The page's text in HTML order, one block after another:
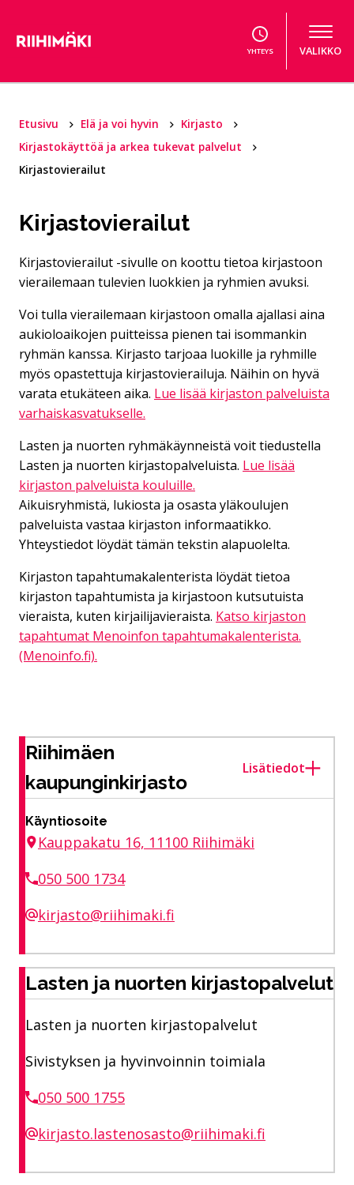
YHTEYS VALIKKO
Etusivu Elä ja voi hyvin
Kirjasto
Kirjastokäyttöä ja arkea tukevat palvelut
Kirjastovierailut
Kirjastovierailut
Kirjastovierailut -sivulle on koottu tietoa kirjastoon
vierailemaan tulevien luokkien ja ryhmien avuksi.
Voi tulla vierailemaan kirjastoon omalla ajallasi aina
aukioloaikojen puitteissa pienen tai isommankin
ryhmän kanssa. Kirjasto tarjoaa luokille ja ryhmille
myös opastettuja kirjastovierailuja. Näihin on hyvä
varata etukäteen aika. Lue lisää kirjaston palveluista
varhaiskasvatukselle.
Lasten ja nuorten ryhmäkäynneistä voit tiedustella
Lasten ja nuorten kirjastopalveluista. Lue lisää
kirjaston palveluista kouluille.
Aikuisryhmistä, lukiosta ja osasta yläkoulujen
palveluista vastaa kirjaston informaatikko.
Yhteystiedot löydät tämän tekstin alapuolelta.
Kirjaston tapahtumakalenterista löydät tietoa
kirjaston tapahtumista ja kirjastoon kutsutuista
vieraista, kuten kirjailijavieraista. Katso kirjaston
tapahtumat Menoinfon tapahtumakalenterista.
(Menoinfo.fi).
Riihimäen
kaupunginkirjasto
Lisätiedot
Käyntiosoite
Kauppakatu 16, 11100 Riihimäki
050 500 1734
kirjasto@riihimaki.fi
Lasten ja nuorten kirjastopalvelut
Lasten ja nuorten kirjastopalvelut
Sivistyksen ja hyvinvoinnin toimiala
050 500 1755
kirjasto.lastenosasto@riihimaki.fi